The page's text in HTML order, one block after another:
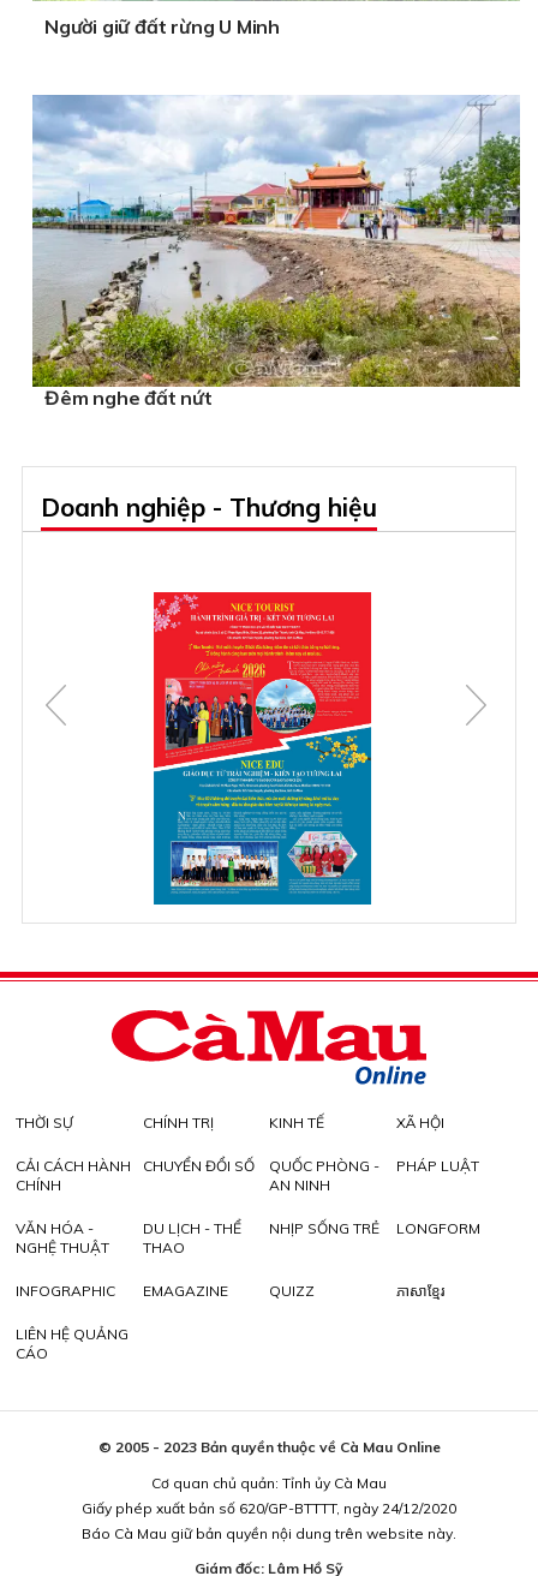
Người giữ đất rừng U Minh
Đêm nghe đất nứt
Doanh nghiệp - Thương hiệu
THỜI SỰ CHÍNH TRỊ KINH TẾ XÃ HỘI
CẢI CÁCH HÀNH
CHÍNH
CHUYỂN ĐỔI SỐ
QUỐC PHÒNG -
AN NINH
PHÁP LUẬT
VĂN HÓA -
NGHỆ THUẬT
DU LỊCH - THỂ
THAO
NHỊP SỐNG TRẺ LONGFORM
INFOGRAPHIC EMAGAZINE QUIZZ ភាសាខ្មែរ
LIÊN HỆ QUẢNG
CÁO
© 2005 - 2023 Bản quyền thuộc về Cà Mau Online
Cơ quan chủ quản: Tỉnh ủy Cà Mau
Giấy phép xuất bản số 620/GP-BTTTT, ngày 24/12/2020
Báo Cà Mau giữ bản quyền nội dung trên website này.
Giám đốc: Lâm Hồ Sỹ